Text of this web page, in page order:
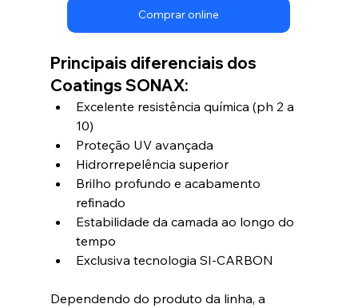
Comprar online
Principais diferenciais dos
Coatings SONAX:
Excelente resistência química (ph 2 a
10)
Proteção UV avançada
Hidrorrepelência superior
Brilho profundo e acabamento
refinado
Estabilidade da camada ao longo do
tempo
Exclusiva tecnologia SI-CARBON
Dependendo do produto da linha, a